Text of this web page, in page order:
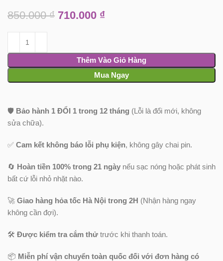
850.000₫ 710.000 ₫
Thêm Vào Giỏ Hàng
Mua Ngay
🛡️ Bảo hành 1 ĐỔI 1 trong 12 tháng (Lỗi là đổi mới, không
sửa chữa).
✅Cam kết không báo lỗi phụ kiện, không gây chai pin.
🔄 Hoàn tiền 100% trong 21 ngày nếu sạc nóng hoặc phát sinh
bất cứ lỗi nhỏ nhặt nào.
🚀Giao hàng hỏa tốc Hà Nội trong 2H (Nhận hàng ngay
không cần đợi).
🛠️Được kiểm tra cắm thử trước khi thanh toán.
📦 Miễn phí vận chuyển toàn quốc đối với đơn hàng có